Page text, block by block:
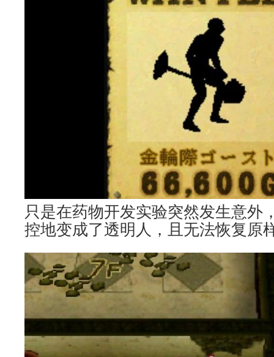
只是在药物开发实验突然发生意外
控地变成了透明人，且无法恢复原